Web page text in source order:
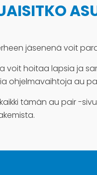
jäsenenä voit
voit hoitaa lapsia ja
ohjelmavaihtoja au
tämän au pair -